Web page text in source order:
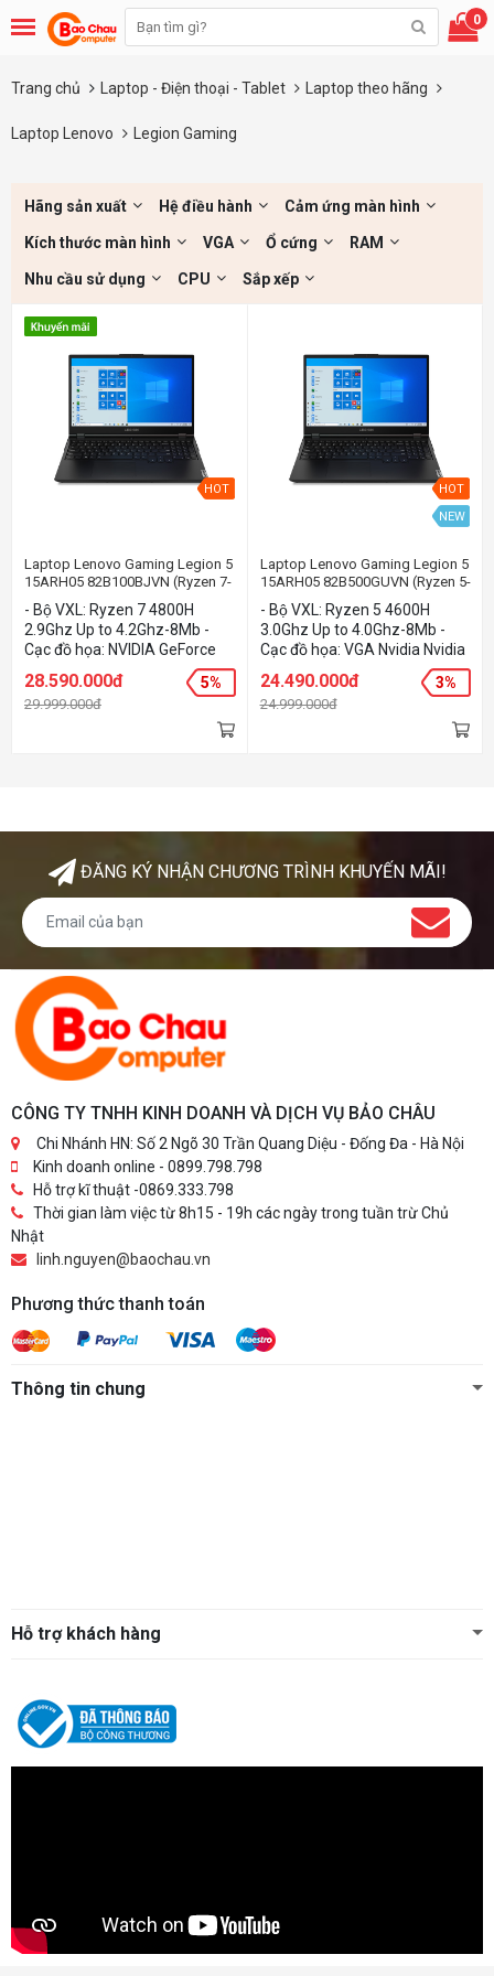
0
Trang chủ Laptop - Điện thoại - Tablet Laptop theo hãng
Laptop Lenovo Legion Gaming
Hãng sản xuất Hệ điều hành Cảm ứng màn hình
Kích thước màn hình VGA Ổ cứng RAM
Nhu cầu sử dụng CPU Sắp xếp
HOT
Laptop Lenovo Gaming Legion 5
15ARH05 82B100BJVN (Ryzen 7-
15.6" FHD - 144Hz/ NVIDIA
GTX1660Ti-6Gb/ Win10)
- Bộ VXL: Ryzen 7 4800H
2.9Ghz Up to 4.2Ghz-8Mb -
Cạc đồ họa: NVIDIA GeForce
GTX 1660 Ti 6GB GDDR6 - Bộ
nhớ: 1x 8GB SO-DIMM DDR4-
3200 - Ổ cứng: 512Gb SSD (1
- Màu sắc: Black
28.590.000đ
29.999.000đ
5%
HOT
NEW
Laptop Lenovo Gaming Legion 5
15ARH05 82B500GUVN (Ryzen 5-
FHD - 144Hz/ NVIDIA GTX1650Ti-
4Gb/ Win10)
- Bộ VXL: Ryzen 5 4600H
3.0Ghz Up to 4.0Ghz-8Mb -
Cạc đồ họa: VGA Nvidia Nvidia
GTX1650Ti 4GB DDR6 - Bộ
nhớ: 8Gb - Ổ cứng/ Ổ đĩa
quang: 512Gb SSD (1 slot 2.5"
SATA (HDD/SSD)) - Màn hình:
24.490.000đ
24.999.000đ
3%
ĐĂNG KÝ NHẬN CHƯƠNG TRÌNH KHUYẾN MÃI!
CÔNG TY TNHH KINH DOANH VÀ DỊCH VỤ BẢO CHÂU
Chi Nhánh HN: Số 2 Ngõ 30 Trần Quang Diệu - Đống Đa - Hà Nội
Kinh doanh online - 0899.798.798
Hỗ trợ kĩ thuật -0869.333.798
Thời gian làm việc từ 8h15 - 19h các ngày trong tuần trừ Chủ
Nhật
linh.nguyen@baochau.vn
Phương thức thanh toán
Thông tin chung
Hỗ trợ khách hàng